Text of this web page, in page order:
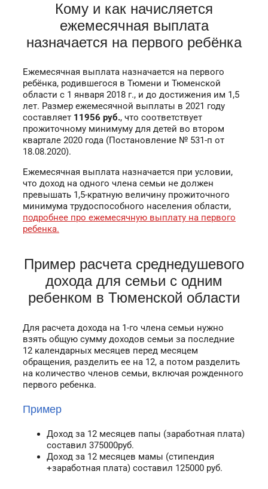
Кому и как начисляется
ежемесячная выплата
назначается на первого ребёнка
Ежемесячная выплата назначается на первого
ребёнка, родившегося в Тюмени и Тюменской
области с 1 января 2018 г., и до достижения им 1,5
лет. Размер ежемесячной выплаты в 2021 году
составляет 11956 руб., что соответствует
прожиточному минимуму для детей во втором
квартале 2020 года (Постановление № 531-п от
18.08.2020).
Ежемесячная выплата назначается при условии,
что доход на одного члена семьи не должен
превышать 1,5-кратную величину прожиточного
минимума трудоспособного населения области,
подробнее про ежемесячную выплату на первого
ребенка.
Пример расчета среднедушевого
дохода для семьи с одним
ребенком в Тюменской области
Для расчета дохода на 1-го члена семьи нужно
взять общую сумму доходов семьи за последние
12 календарных месяцев перед месяцем
обращения, разделить ее на 12, а потом разделить
на количество членов семьи, включая рожденного
первого ребенка.
Пример
Доход за 12 месяцев папы (заработная плата)
составил 375000руб.
Доход за 12 месяцев мамы (стипендия
+заработная плата) составил 125000 руб.